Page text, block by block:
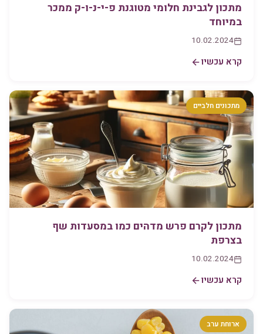
מתכון לגבינת חלומי מטוגנת פ-י-נ-ו-ק ממכר
במיוחד
10.02.2024
קרא עכשיו
מתכונים חלביים
מתכון לקרם פרש מדהים כמו במסעדות שף
בצרפת
10.02.2024
קרא עכשיו
ארוחת ערב